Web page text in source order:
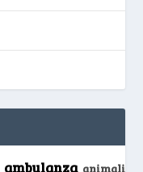
ambulanza animali